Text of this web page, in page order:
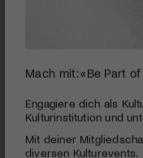
seconds
minutes,
27
Kunstmuseum
Ceramics»
PUBLIZIERT AM 13.
Mach mit: «Be Part
Engagiere dich als
Kulturinstitution und
Mit deiner
diversen Kulturevents.